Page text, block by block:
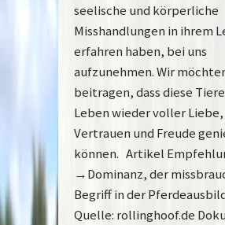
seelische und körperliche
Misshandlungen in ihrem
erfahren haben, bei uns
aufzunehmen. Wir
beitragen, dass diese
Leben wieder voller Liebe,
Vertrauen und Freude
können. Artikel
→Dominanz, der
Begriff in der
Quelle: rollinghoof.de Doku